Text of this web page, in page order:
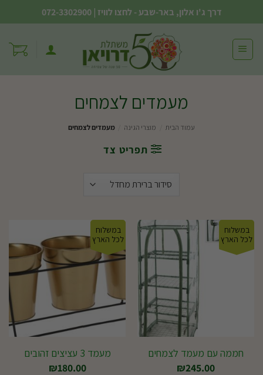
to
content
דרך ג'ו אלון, באר-שבע - לחצו לוויז |
072-3302900
מעמדים לצמחים
עמוד הבית מוצרי הגינה מעמדים לצמחים
תפריט צד
במשלוח
לכל הארץ
חממה עם מעמד לצמחים
₪245.00
במשלוח
לכל הארץ
מעמד 3 עציצים זהובים
₪180.00